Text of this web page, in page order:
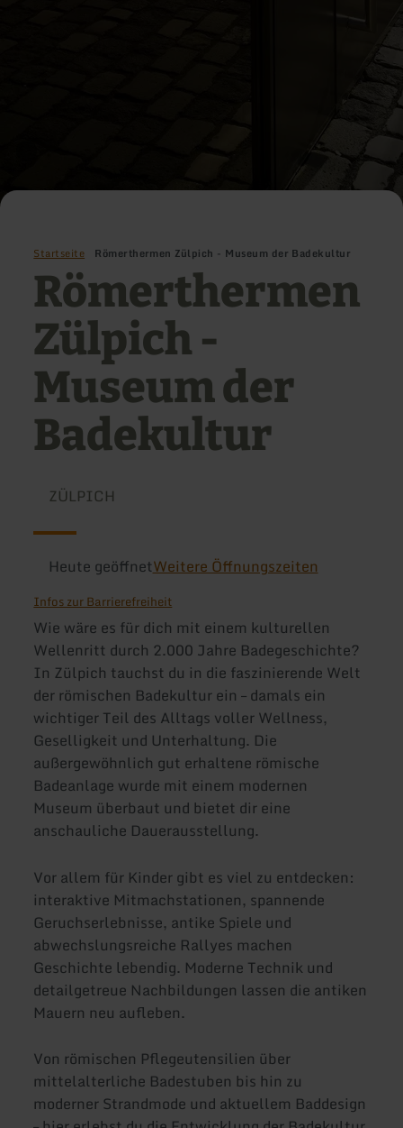
Startseite Römerthermen Zülpich - Museum der Badekultur
Römerthermen
Zülpich -
Museum der
Badekultur
ZÜLPICH
Heute geöffnetWeitere Öffnungszeiten
Infos zur Barrierefreiheit
Wie wäre es für dich mit einem kulturellen
Wellenritt durch 2.000 Jahre Badegeschichte?
In Zülpich tauchst du in die faszinierende Welt
der römischen Badekultur ein – damals ein
wichtiger Teil des Alltags voller Wellness,
Geselligkeit und Unterhaltung. Die
außergewöhnlich gut erhaltene römische
Badeanlage wurde mit einem modernen
Museum überbaut und bietet dir eine
anschauliche Dauerausstellung.
Vor allem für Kinder gibt es viel zu entdecken:
interaktive Mitmachstationen, spannende
Geruchserlebnisse, antike Spiele und
abwechslungsreiche Rallyes machen
Geschichte lebendig. Moderne Technik und
detailgetreue Nachbildungen lassen die antiken
Mauern neu aufleben.
Von römischen Pflegeutensilien über
mittelalterliche Badestuben bis hin zu
moderner Strandmode und aktuellem Baddesign